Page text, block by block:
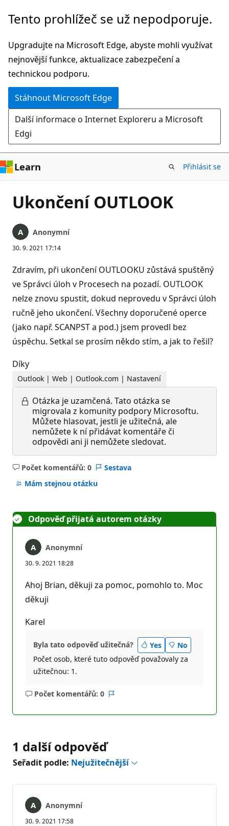
Přeskočit
hlavní
obsah
Tento prohlížeč se už nepodporuje.
Upgradujte na Microsoft Edge, abyste mohli využívat
nejnovější funkce, aktualizace zabezpečení a
technickou podporu.
Stáhnout Microsoft Edge
Další informace o Internet Exploreru a Microsoft
Edgi
Learn Přihlásit se
Ukončení OUTLOOK
Anonymní
30. 9. 2021 17:14
Zdravím, při ukončení OUTLOOKU zůstává spuštěný
ve Správci úloh v Procesech na pozadí. OUTLOOK
nelze znovu spustit, dokud neprovedu v Správci úloh
ručně jeho ukončení. Všechny doporučené operce
(jako např. SCANPST a pod.) jsem provedl bez
úspěchu. Setkal se prosím někdo stím, a jak to řešil?
Díky
Outlook | Web | Outlook.com | Nastavení
Otázka je uzamčená. Tato otázka se
migrovala z komunity podpory Microsoftu.
Můžete hlasovat, jestli je užitečná, ale
nemůžete k ní přidávat komentáře či
odpovědi ani ji nemůžete sledovat.
Počet komentářů: 0
Žádné
komentáře
Sestava
Mám stejnou otázku
Odpověď přijatá autorem otázky
Anonymní
30. 9. 2021 18:28
Ahoj Brian, děkuji za pomoc, pomohlo to. Moc
děkuji
Karel
Byla tato odpověď užitečná? Yes
No
Počet osob, které tuto odpověď považovaly za
užitečnou: 1.
Počet komentářů: 0
Žádné
1 další odpověď
Seřadit podle: Nejužitečnější
Anonymní
30. 9. 2021 17:58